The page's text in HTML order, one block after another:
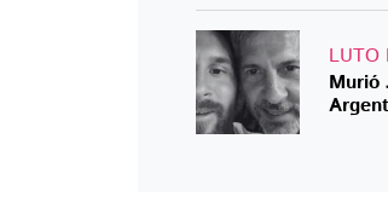
LUTO
Murió